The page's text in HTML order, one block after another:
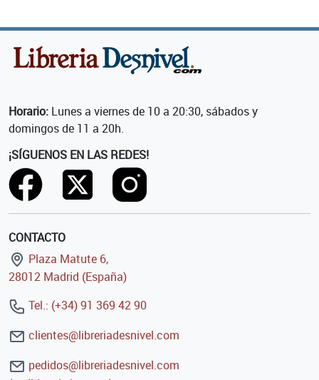
Horario: Lunes a viernes de 10 a 20:30, sábados y
domingos de 11 a 20h.
¡SÍGUENOS EN LAS REDES!
CONTACTO
Plaza Matute 6,
28012 Madrid (España)
Tel.: (+34) 91 369 42 90
clientes@libreriadesnivel.com
pedidos@libreriadesnivel.com